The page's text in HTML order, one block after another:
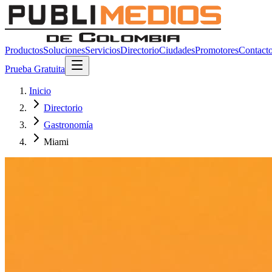
ProductosSolucionesServiciosDirectorioCiudadesPromotores
Prueba Gratuita
Inicio
Directorio
Gastronomía
Miami